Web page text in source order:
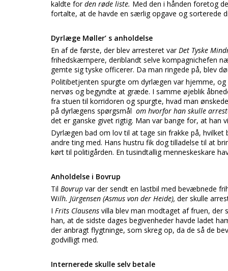
kaldte forden røde liste. Med den i hånden foretog
fortalte, at de havde en særlig opgave og sorterede
Dyrlæge Møller’ s anholdelse
En af de første, der blev arresteret varDet Tyske
frihedskæmpere, deriblandt selve kompagnichefen
gemte sig tyske officerer. Da man ringede på, blev
Politibetjenten spurgte om dyrlægen var hjemme,
nervøs og begyndte at græde. I samme øjeblik
fra stuen til korridoren og spurgte, hvad man
på dyrlægens spørgsmål om hvorfor han skulle
det er ganske givet rigtig. Man var bange for, at han
Dyrlægen bad om lov til at tage sin frakke på,
andre ting med. Hans hustru fik dog tilladelse til at
kørt til politigården. En tusindtallig menneskeskare
Anholdelse i Bovrup
Til Bovrup var der sendt en lastbil med bevæbnede
Wilh. Jürgensen (Asmus von der Heide), der skulle
I Frits Clausens villa blev man modtaget af fruen, der
han, at de sidste dages begivenheder havde ladet
der anbragt flygtninge, som skreg op, da de så de
godvilligt med.
Internerede skulle selv betale